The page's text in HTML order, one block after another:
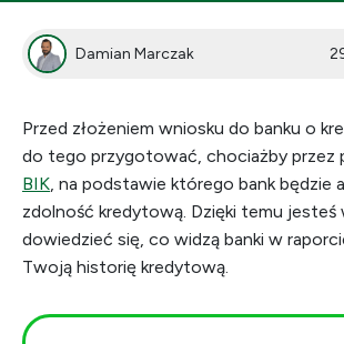
Damian Marczak
Przed złożeniem wniosku do banku o
do tego przygotować, chociażby przez
BIK, na podstawie którego bank będzie
zdolność kredytową. Dzięki temu jesteś
dowiedzieć się, co widzą banki w
Twoją historię kredytową.